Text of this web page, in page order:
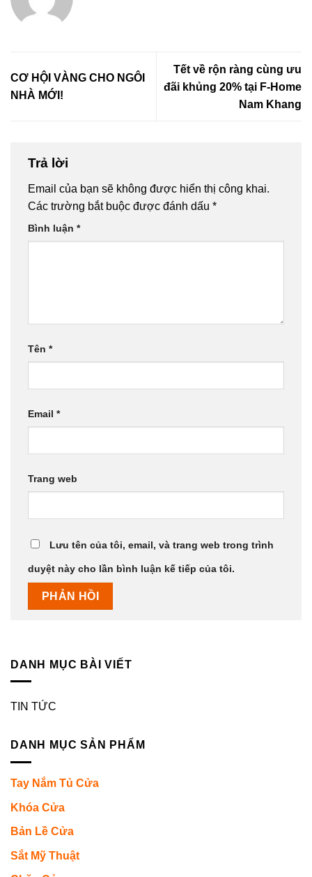
CƠ HỘI VÀNG CHO NGÔI
NHÀ MỚI!
Tết về rộn ràng cùng ưu
đãi khủng 20% tại F-Home
Nam Khang
Trả lời
Email của bạn sẽ không được hiển thị công khai.
Các trường bắt buộc được đánh dấu *
Bình luận *
Tên *
Email *
Trang web
Lưu tên của tôi, email, và trang web trong trình
duyệt này cho lần bình luận kế tiếp của tôi.
DANH MỤC BÀI VIẾT
TIN TỨC
DANH MỤC SẢN PHẨM
Tay Nắm Tủ Cửa
Khóa Cửa
Bản Lề Cửa
Sắt Mỹ Thuật